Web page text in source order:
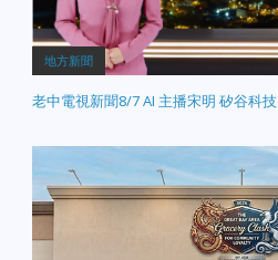
地方新聞
老中電視新聞8/7 AI 主播宋明 矽谷科技